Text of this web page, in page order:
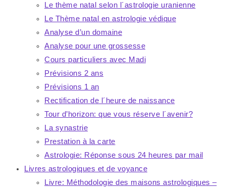
Le thème natal selon l´astrologie uranienne
Le Thème natal en astrologie védique
Analyse d’un domaine
Analyse pour une grossesse
Cours particuliers avec Madi
Prévisions 2 ans
Prévisions 1 an
Rectification de l´heure de naissance
Tour d’horizon: que vous réserve l´avenir?
La synastrie
Prestation à la carte
Astrologie: Réponse sous 24 heures par mail
Livres astrologiques et de voyance
Livre: Méthodologie des maisons astrologiques –